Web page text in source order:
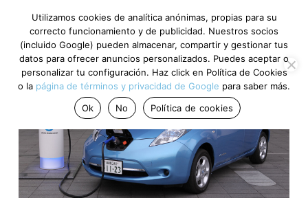
Utilizamos cookies de analítica anónimas, propias para su
correcto funcionamiento y de publicidad. Nuestros socios
(incluido Google) pueden almacenar, compartir y gestionar tus
datos para ofrecer anuncios personalizados. Puedes aceptar o
personalizar tu configuración. Haz click en Política de Cookies
o la página de términos y privacidad de Google para saber más.
Ok
No Política de cookies